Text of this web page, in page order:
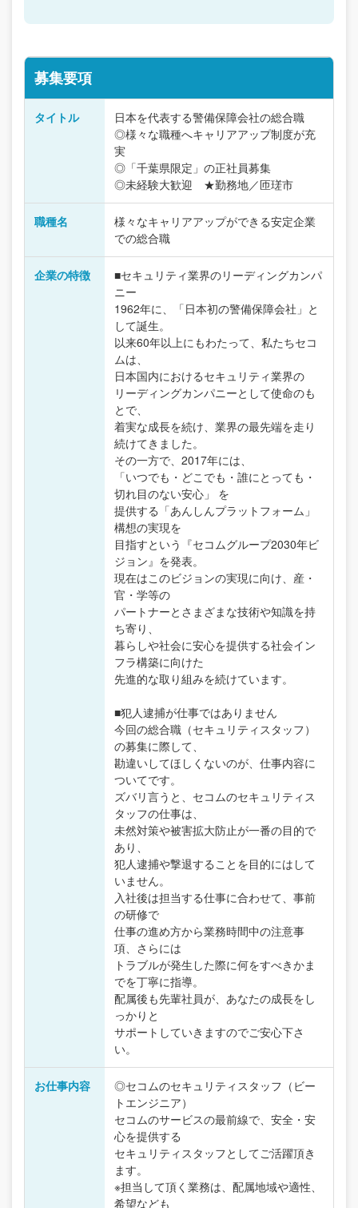
募集要項
タイトル
日本を代表する警備保障会社の総合職
◎様々な職種へキャリアアップ制度が充
実
◎「千葉県限定」の正社員募集
◎未経験大歓迎 ★勤務地／匝瑳市
職種名
様々なキャリアアップができる安定企業
での総合職
企業の特徴
■セキュリティ業界のリーディングカンパ
ニー
1962年に、「日本初の警備保障会社」と
して誕生。
以来60年以上にもわたって、私たちセコ
ムは、
日本国内におけるセキュリティ業界の
リーディングカンパニーとして使命のも
とで、
着実な成長を続け、業界の最先端を走り
続けてきました。
その一方で、2017年には、
「いつでも・どこでも・誰にとっても・
切れ目のない安心」 を
提供する「あんしんプラットフォーム」
構想の実現を
目指すという『セコムグループ2030年ビ
ジョン』を発表。
現在はこのビジョンの実現に向け、産・
官・学等の
パートナーとさまざまな技術や知識を持
ち寄り、
暮らしや社会に安心を提供する社会イン
フラ構築に向けた
先進的な取り組みを続けています。
■犯人逮捕が仕事ではありません
今回の総合職（セキュリティスタッフ）
の募集に際して、
勘違いしてほしくないのが、仕事内容に
ついてです。
ズバリ言うと、セコムのセキュリティス
タッフの仕事は、
未然対策や被害拡大防止が一番の目的で
あり、
犯人逮捕や撃退することを目的にはして
いません。
入社後は担当する仕事に合わせて、事前
の研修で
仕事の進め方から業務時間中の注意事
項、さらには
トラブルが発生した際に何をすべきかま
でを丁寧に指導。
配属後も先輩社員が、あなたの成長をし
っかりと
サポートしていきますのでご安心下さ
い。
お仕事内容
◎セコムのセキュリティスタッフ（ビー
トエンジニア）
セコムのサービスの最前線で、安全・安
心を提供する
セキュリティスタッフとしてご活躍頂き
ます。
※担当して頂く業務は、配属地域や適性、
希望なども